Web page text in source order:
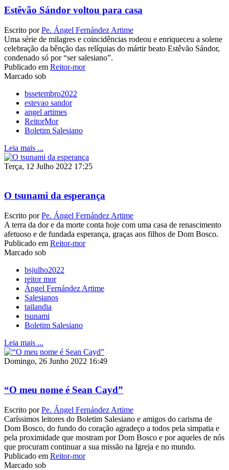
Estêvão Sándor voltou para casa
Escrito porPe. Ángel Fernández Artime
Uma série de milagres e coincidências rodeou e enriqueceu a solene
celebração da bênção das relíquias do mártir beato Estêvão Sándor,
condenado só por “ser salesiano”.
Publicado em Reitor-mor
Marcado sob
bssetembro2022
estevao sandor
angel artimes
ReitorMor
Boletim Salesiano
Leia mais ...
Terça, 12 Julho 2022 17:25
O tsunami da esperança
Escrito porPe. Ángel Fernández Artime
A terra da dor e da morte conta hoje com uma casa de renascimento
afetuoso e de fundada esperança, graças aos filhos de Dom Bosco.
Publicado em Reitor-mor
Marcado sob
bsjulho2022
reitor mor
Ángel Fernández Artime
Salesianos
tailandia
tsunami
Boletim Salesiano
Leia mais ...
Domingo, 26 Junho 2022 16:49
“O meu nome é Sean Cayd”
Escrito porPe. Ángel Fernández Artime
Caríssimos leitores do Boletim Salesiano e amigos do carisma de
Dom Bosco, do fundo do coração agradeço a todos pela simpatia e
pela proximidade que mostram por Dom Bosco e por aqueles de nós
que procuram continuar a sua missão na Igreja e no mundo.
Publicado em Reitor-mor
Marcado sob